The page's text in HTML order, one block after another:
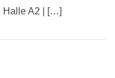
Halle A2 | […]